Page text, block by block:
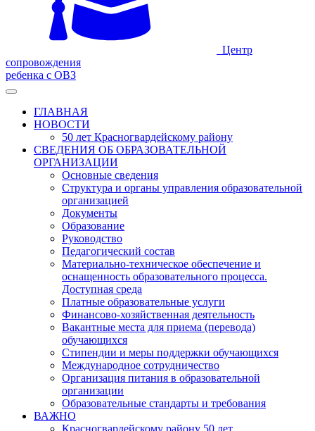
Центр
сопровождения
ребенка с ОВЗ
ГЛАВНАЯ
НОВОСТИ
50 лет Красногвардейскому району
СВЕДЕНИЯ ОБ ОБРАЗОВАТЕЛЬНОЙ
ОРГАНИЗАЦИИ
Основные сведения
Структура и органы управления образовательной
организацией
Документы
Образование
Руководство
Педагогический состав
Материально-техническое обеспечение и
оснащенность образовательного процесса.
Доступная среда
Платные образовательные услуги
Финансово-хозяйственная деятельность
Вакантные места для приема (перевода)
обучающихся
Стипендии и меры поддержки обучающихся
Международное сотрудничество
Организация питания в образовательной
организации
Образовательные стандарты и требования
ВАЖНО
Красногвардейскому району 50 лет